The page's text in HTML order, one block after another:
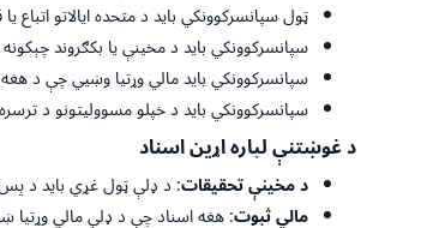
ټول سپانسرکوونکي باید د متحده ایالاتو اتباع یا
سپانسرکوونکي باید د مخینې یا بکګروند
سپانسرکوونکي باید مالي وړتیا وښيي چې د
سپانسرکوونکي باید د خپلو مسوولیتونو د
د غوښتنې لپاره اړین اسناد
دمخینېتحقیقات: د ډلې ټول غړي باید د
مالي ثبوت: هغه اسناد چې د ډلې مالي وړتیا